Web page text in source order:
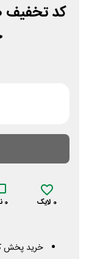
0 لایک 0
خرید پخش